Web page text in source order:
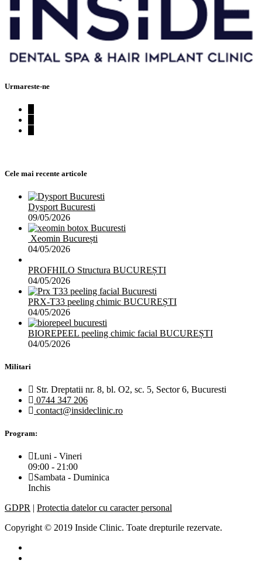
Urmareste-ne
Cele mai recente articole
Dysport Bucuresti
09/05/2026
Xeomin București
04/05/2026
PROFHILO Structura BUCUREȘTI
04/05/2026
PRX-T33 peeling chimic BUCUREȘTI
04/05/2026
BIOREPEEL peeling chimic facial BUCUREȘTI
04/05/2026
Militari
Str. Dreptatii nr. 8, bl. O2, sc. 5, Sector 6, Bucuresti
0744 347 206
contact@insideclinic.ro
Program:
Luni - Vineri
09:00 - 21:00
Sambata - Duminica
Inchis
GDPR | Protectia datelor cu caracter personal
Copyright © 2019 Inside Clinic. Toate drepturile rezervate.